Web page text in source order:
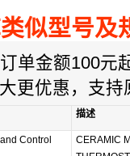
似型号及
单金额100元
更优惠，支持
描述
Control
CERAMIC